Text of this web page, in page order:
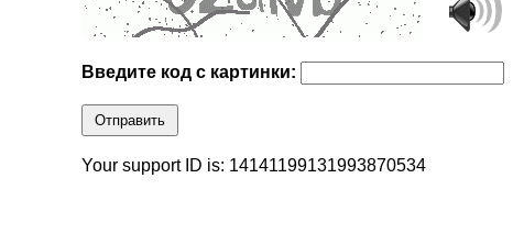
Введите код с картинки:
Отправить
Your support ID is: 14141199131993870534